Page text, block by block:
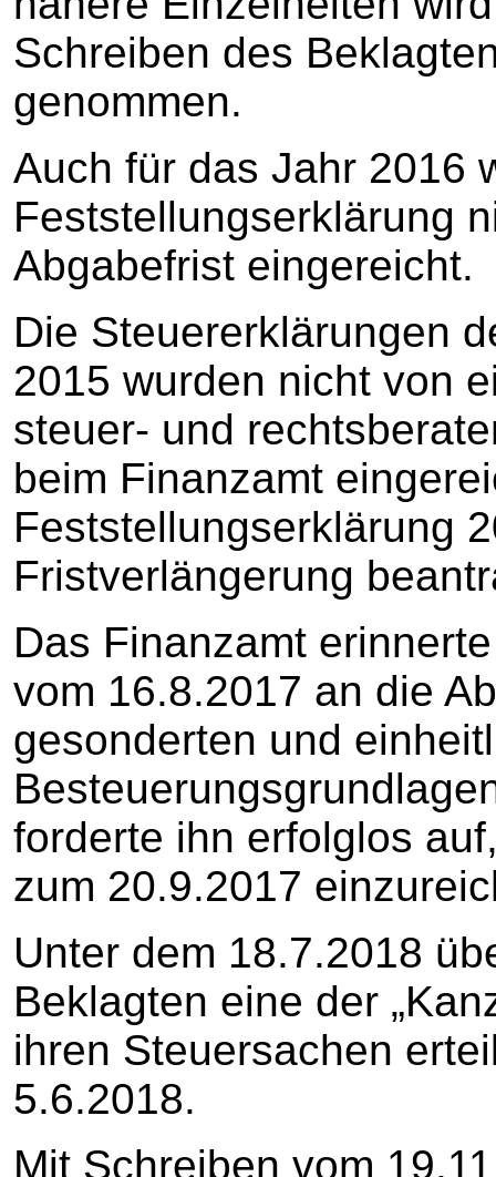
Schreiben des
genommen.
Auch für das Jahr 2016
Feststellungserklärung
Abgabefrist eingereicht.
Die Steuererklärungen
2015 wurden nicht von
steuer- und
beim Finanzamt
Feststellungserklärung
Fristverlängerung
Das Finanzamt
vom 16.8.2017 an die
gesonderten und
forderte ihn erfolglos
zum 20.9.2017
Unter dem 18.7.2018
Beklagten eine der
ihren Steuersachen
5.6.2018.
Mit Schreiben vom